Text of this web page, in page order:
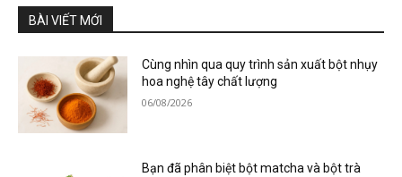
BÀI VIẾT MỚI
Cùng nhìn qua quy trình sản xuất bột nhụy
hoa nghệ tây chất lượng
06/08/2026
Bạn đã phân biệt bột matcha và bột trà